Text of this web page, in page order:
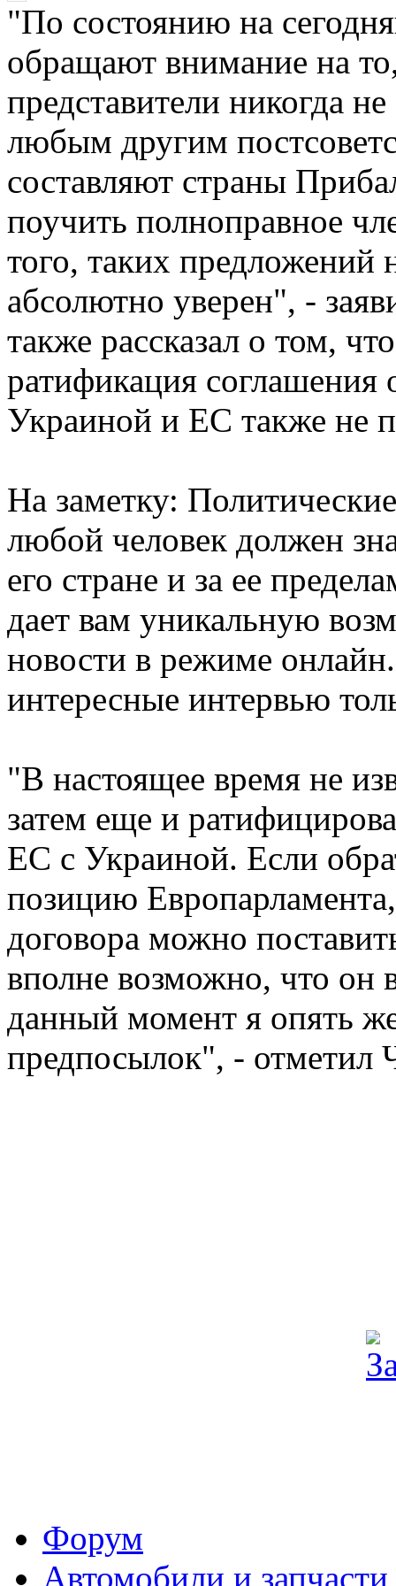
"По состоянию на
обращают внимание на
представители никогда
любым другим
составляют страны
поучить полноправное
того, таких предложений
абсолютно уверен", -
также рассказал о том,
ратификация
Украиной и ЕС также не
На заметку:
любой человек должен
его стране и за ее
дает вам уникальную
новости в режиме
интересные интервью
"В настоящее время не
затем еще и
ЕС с Украиной. Если
позицию
договора можно
вполне возможно, что он
данный момент я опять
предпосылок", - отметил
Форум
Автомобили и запчасти